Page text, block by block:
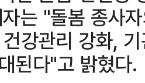
는 "돌봄 종사
강관리 강화,
된다"고 밝혔다.